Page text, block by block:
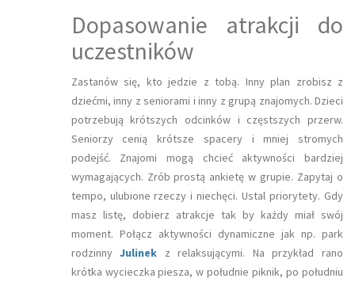
Dopasowanie atrakcji do
uczestników
Zastanów się, kto jedzie z tobą. Inny plan zrobisz z
dziećmi, inny z seniorami i inny z grupą znajomych. Dzieci
potrzebują krótszych odcinków i częstszych przerw.
Seniorzy cenią krótsze spacery i mniej stromych
podejść. Znajomi mogą chcieć aktywności bardziej
wymagających. Zrób prostą ankietę w grupie. Zapytaj o
tempo, ulubione rzeczy i niechęci. Ustal priorytety. Gdy
masz listę, dobierz atrakcje tak by każdy miał swój
moment. Połącz aktywności dynamiczne jak np. park
rodzinnyJulinek z relaksującymi. Na przykład rano
krótka wycieczka piesza, w południe piknik, po południu